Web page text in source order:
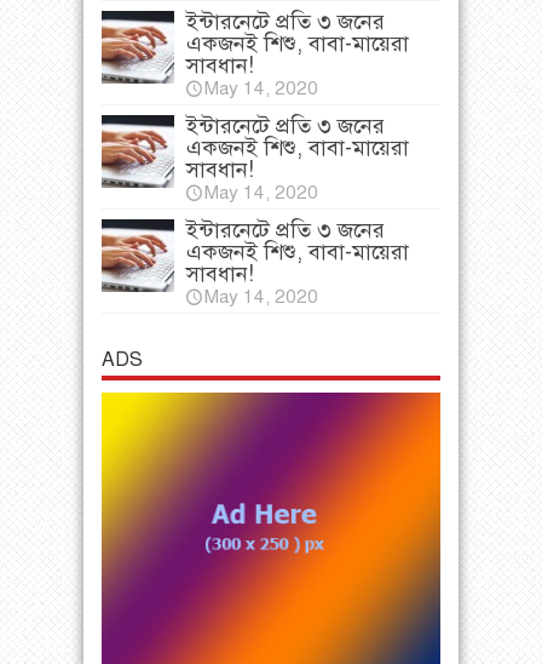
ইন্টারনেটে প্রতি ৩ জনের
একজনই শিশু, বাবা-মায়েরা
সাবধান!
May 14, 2020
ইন্টারনেটে প্রতি ৩ জনের
একজনই শিশু, বাবা-মায়েরা
সাবধান!
May 14, 2020
ইন্টারনেটে প্রতি ৩ জনের
একজনই শিশু, বাবা-মায়েরা
সাবধান!
May 14, 2020
ADS